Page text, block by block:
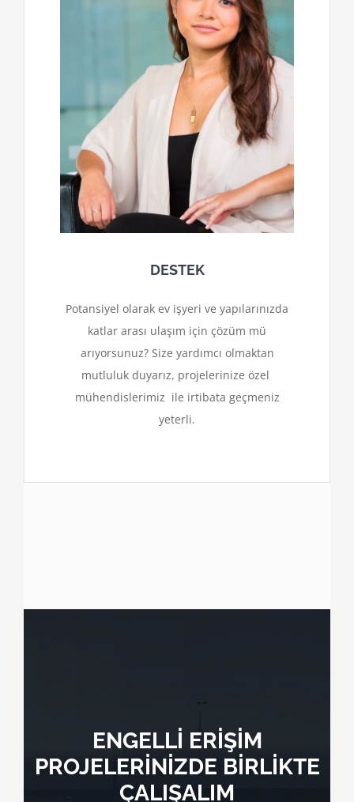
DESTEK
Potansiyel olarak ev işyeri ve yapılarınızda
katlar arası ulaşım için çözüm mü
arıyorsunuz? Size yardımcı olmaktan
mutluluk duyarız, projelerinize özel
mühendislerimiz ile irtibata geçmeniz
yeterli.
ENGELLİ ERİŞİM
PROJELERİNİZDE BİRLİKTE
ÇALIŞALIM